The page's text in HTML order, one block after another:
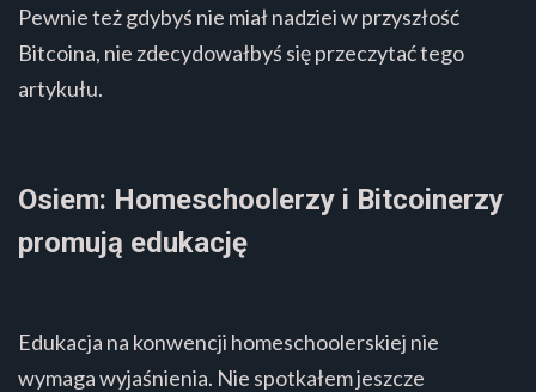
Pewnie też gdybyś nie miał nadziei w przyszłość
Bitcoina, nie zdecydowałbyś się przeczytać tego
artykułu.
Osiem: Homeschoolerzy i Bitcoinerzy
promują edukację
Edukacja na konwencji homeschoolerskiej nie
wymaga wyjaśnienia. Nie spotkałem jeszcze